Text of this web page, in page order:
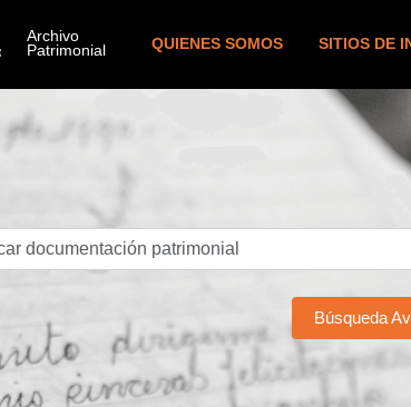
QUIENES SOMOS SITIOS DE
Búsqueda